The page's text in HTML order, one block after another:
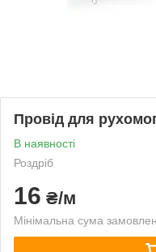
Провід для
В наявності
Роздріб
16 ₴/м
Мінімальна сума